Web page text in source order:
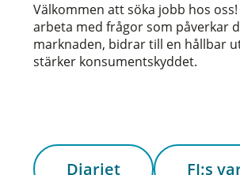
Välkommen att söka jobb hos oss!
arbeta med frågor som påverkar
marknaden, bidrar till en hållbar
stärker konsumentskyddet.
Diariet FI:s